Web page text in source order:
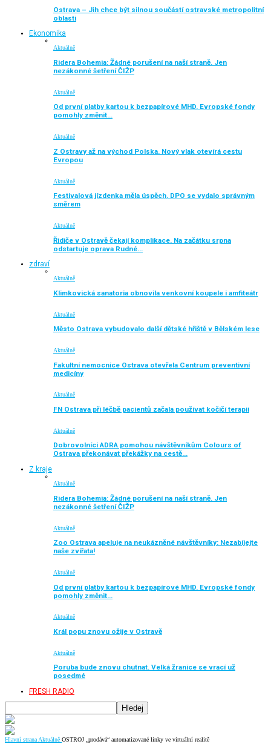
Ostrava – Jih chce být silnou součástí ostravské metropolitní
oblasti
Ekonomika
Aktuálně
Ridera Bohemia: Žádné porušení na naší straně. Jen
nezákonné šetření ČIŽP
Aktuálně
Od první platby kartou k bezpapírové MHD. Evropské fondy
pomohly změnit…
Aktuálně
Z Ostravy až na východ Polska. Nový vlak otevírá cestu
Evropou
Aktuálně
Festivalová jízdenka měla úspěch. DPO se vydalo správným
směrem
Aktuálně
Řidiče v Ostravě čekají komplikace. Na začátku srpna
odstartuje oprava Rudné…
zdraví
Aktuálně
Klimkovická sanatoria obnovila venkovní koupele i amfiteátr
Aktuálně
Město Ostrava vybudovalo další dětské hřiště v Bělském lese
Aktuálně
Fakultní nemocnice Ostrava otevřela Centrum preventivní
medicíny
Aktuálně
FN Ostrava při léčbě pacientů začala používat kočičí terapii
Aktuálně
Dobrovolníci ADRA pomohou návštěvníkům Colours of
Ostrava překonávat překážky na cestě…
Z kraje
Aktuálně
Ridera Bohemia: Žádné porušení na naší straně. Jen
nezákonné šetření ČIŽP
Aktuálně
Zoo Ostrava apeluje na neukázněné návštěvníky: Nezabíjejte
naše zvířata!
Aktuálně
Od první platby kartou k bezpapírové MHD. Evropské fondy
pomohly změnit…
Aktuálně
Král popu znovu ožije v Ostravě
Aktuálně
Poruba bude znovu chutnat. Velká žranice se vrací už
posedmé
FRESH RADIO
Hlavní strana Aktuálně OSTROJ „prodává“ automatizované linky ve virtuální realitě